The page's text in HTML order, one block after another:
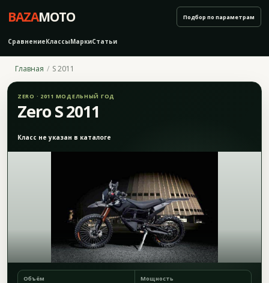
BAZAMOTO
СравнениеКлассыМаркиСтатьи
Подбор по параметрам
Главная S 2011
ZERO · 2011 МОДЕЛЬНЫЙ ГОД
Zero S 2011
Класс не указан в каталоге
Объём Мощность